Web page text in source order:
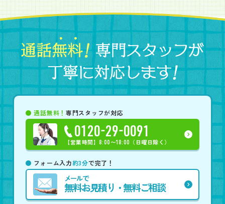
通話無料！専門スタッフが対応
0120-29-0091
【営業時間】8:00〜18:00（日曜日除く）
フォーム入力約3分で完了！
メールで
無料お見積り・無料ご相談